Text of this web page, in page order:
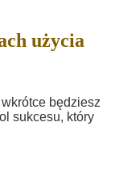
użycia
będziesz
sukcesu, który